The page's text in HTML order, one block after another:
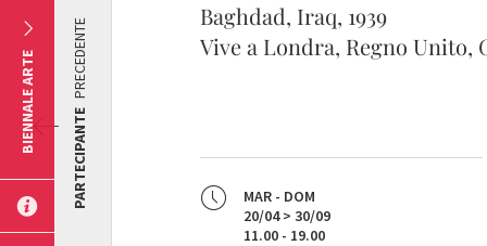
Baghdad, Iraq, 1939
Vive a Londra, Regno Unito,
MAR - DOM
20/04 > 30/09
11.00 - 19.00
PARTECIPANTE
PRECEDENTE
BIENNALE ARTE